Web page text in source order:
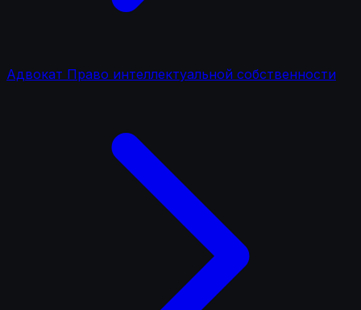
Адвокат Право интеллектуальной собственности